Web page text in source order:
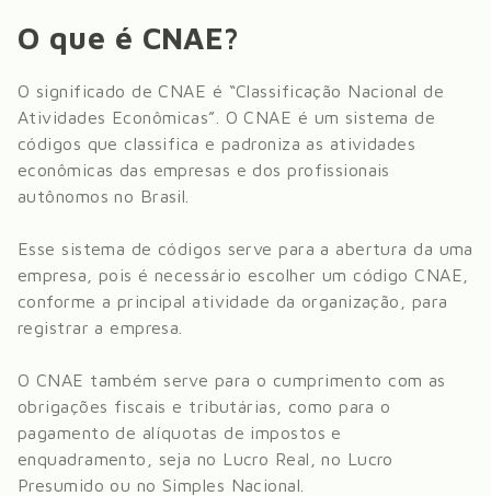
O que é CNAE?
O significado de CNAE é “Classificação Nacional de
Atividades Econômicas”. O CNAE é um sistema de
códigos que classifica e padroniza as atividades
econômicas das empresas e dos profissionais
autônomos no Brasil.
Esse sistema de códigos serve para a abertura da uma
empresa, pois é necessário escolher um código CNAE,
conforme a principal atividade da organização, para
registrar a empresa.
O CNAE também serve para o cumprimento com as
obrigações fiscais e tributárias, como para o
pagamento de alíquotas de impostos e
enquadramento, seja no Lucro Real, no Lucro
Presumido ou no Simples Nacional.